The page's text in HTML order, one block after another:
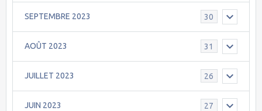
SEPTEMBRE 2023 30
AOÛT 2023 31
JUILLET 2023 26
JUIN 2023 27